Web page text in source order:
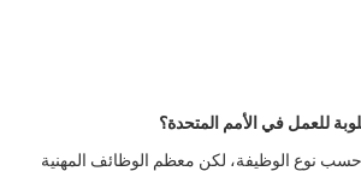
للعمل في الأمم المتحدة؟
نوع الوظيفة، لكن معظم الوظائف المهنية